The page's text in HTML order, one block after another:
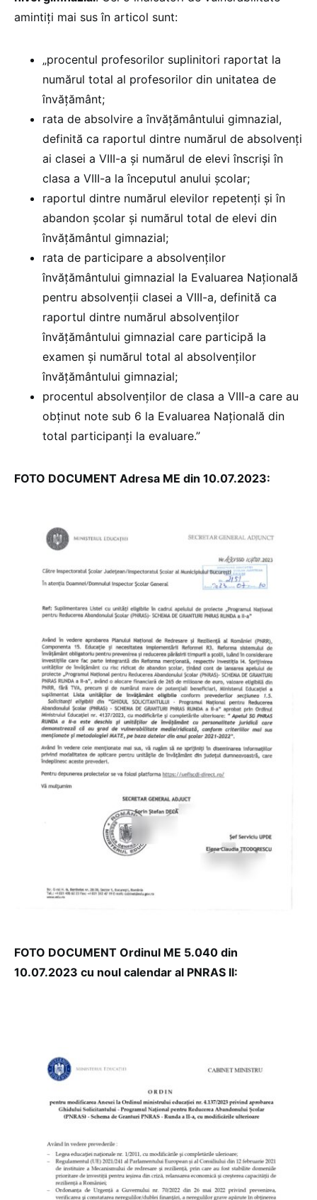
amintiți mai sus în articol sunt:
„procentul profesorilor suplinitori raportat la
numărul total al profesorilor din unitatea de
învățământ;
rata de absolvire a învățământului gimnazial,
definită ca raportul dintre numărul de absolvenți
ai clasei a VIII-a și numărul de elevi înscriși în
clasa a VIII-a la începutul anului școlar;
raportul dintre numărul elevilor repetenți și în
abandon școlar și numărul total de elevi din
învățământul gimnazial;
rata de participare a absolvenților
învățământului gimnazial la Evaluarea Națională
pentru absolvenții clasei a VIII-a, definită ca
raportul dintre numărul absolvenților
învățământului gimnazial care participă la
examen și numărul total al absolvenților
învățământului gimnazial;
procentul absolvenților de clasa a VIII-a care au
obținut note sub 6 la Evaluarea Națională din
total participanți la evaluare.”
FOTO DOCUMENT Adresa ME din 10.07.2023:
FOTO DOCUMENT Ordinul ME 5.040 din
10.07.2023 cu noul calendar al PNRAS II: